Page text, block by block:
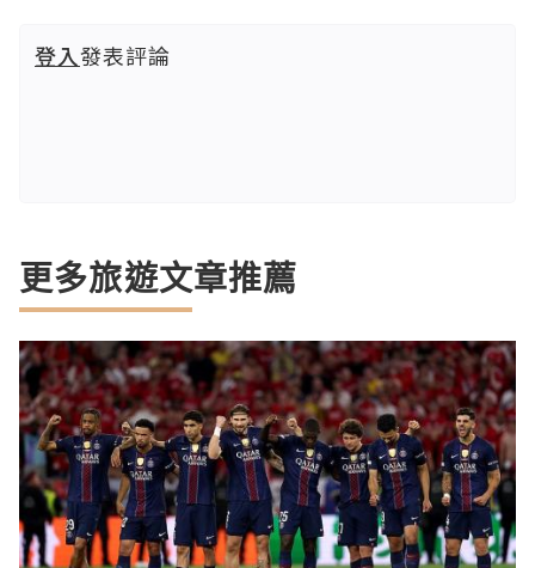
登入發表評論
更多旅遊文章推薦